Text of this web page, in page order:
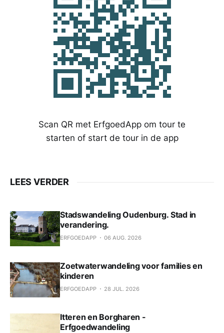
Scan QR met ErfgoedApp om tour te
starten of start de tour in de app
LEES VERDER
Stadswandeling Oudenburg. Stad in
verandering.
ERFGOEDAPP 06 AUG. 2026
Zoetwaterwandeling voor families en
kinderen
ERFGOEDAPP 28 JUL. 2026
Itteren en Borgharen -
Erfgoedwandeling